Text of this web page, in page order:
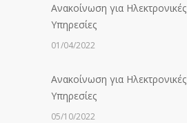
Ανακοίνωση για Ηλεκτρονικές
Υπηρεσίες
01/04/2022
Ανακοίνωση για Ηλεκτρονικές
Υπηρεσίες
05/10/2022